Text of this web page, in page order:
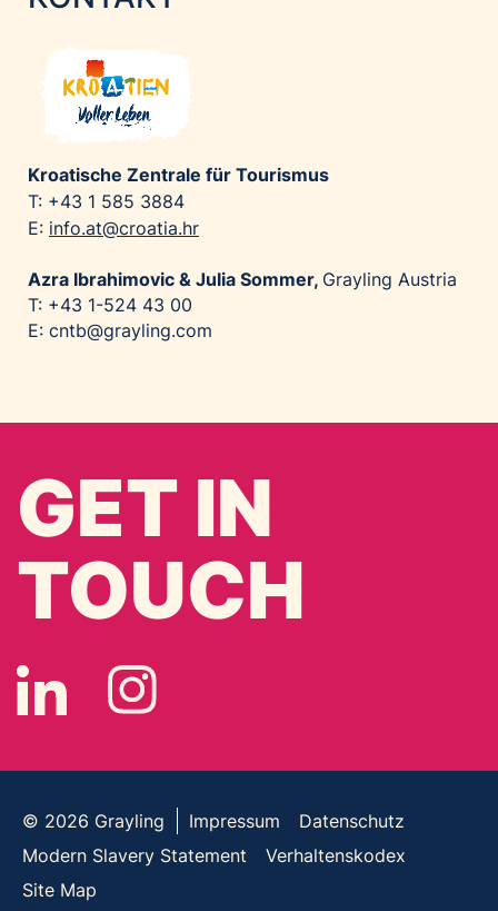
Kroatische Zentrale für Tourismus
T: +43 1 585 3884
E: info.at@croatia.hr
Azra Ibrahimovic & Julia Sommer, Grayling Austria
T: +43 1-524 43 00
E: cntb@grayling.com
GET IN
TOUCH
© 2026 Grayling Impressum
Datenschutz
Modern Slavery Statement
Verhaltenskodex
Site Map